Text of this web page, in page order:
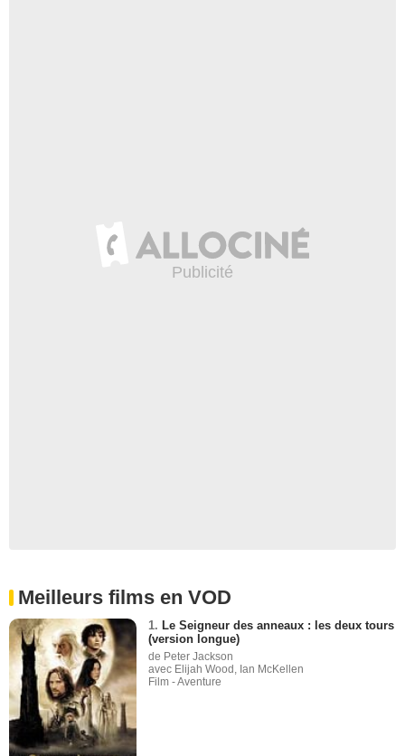
Meilleurs films en VOD
1. Le Seigneur des anneaux : les deux tours
(version longue)
de Peter Jackson
avec Elijah Wood, Ian McKellen
Film - Aventure